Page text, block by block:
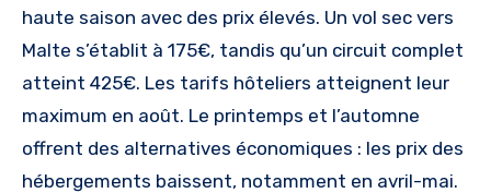
haute saison avec des prix élevés. Un vol sec vers
Malte s’établit à 175€, tandis qu’un circuit complet
atteint 425€. Les tarifs hôteliers atteignent leur
maximum en août. Le printemps et l’automne
offrent des alternatives économiques : les prix des
hébergements baissent, notamment en avril-mai.